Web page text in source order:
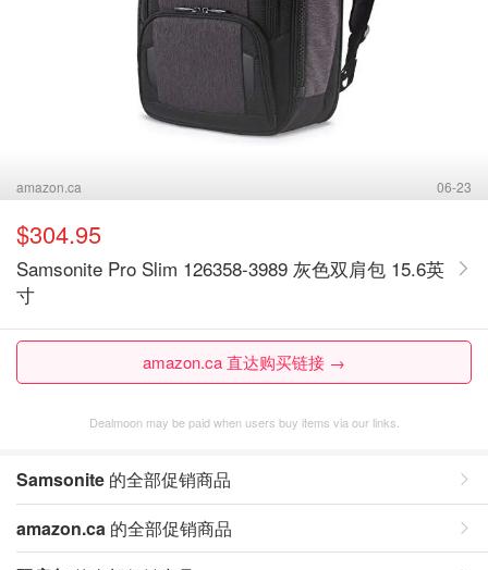
amazon.ca 06-23
$304.95
Samsonite Pro Slim 126358-3989 灰色双肩包 15.6英
寸
amazon.ca 直达购买链接 →
Dealmoon may be paid when users buy items via our links.
Samsonite 的全部促销商品
amazon.ca 的全部促销商品